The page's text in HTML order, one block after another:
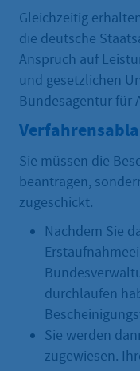
Gleichzeitig
die deutsche
Anspruch auf
und gesetzlichen
Bundesagentur für
Sie müssen die
beantragen,
zugeschickt.
Nachdem Sie
durchlaufen
Sie werden
zugewiesen.